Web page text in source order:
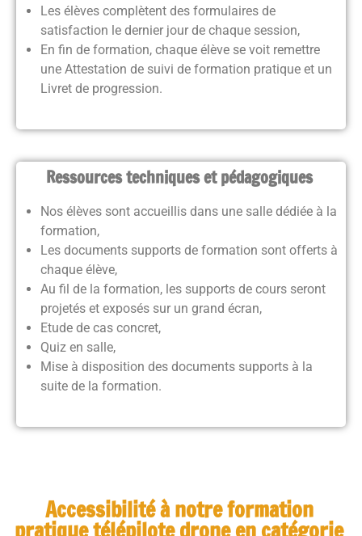
Les élèves complètent des formulaires de
satisfaction le dernier jour de chaque session,
En fin de formation, chaque élève se voit remettre
une Attestation de suivi de formation pratique et un
Livret de progression.
Ressources techniques et pédagogiques
Nos élèves sont accueillis dans une salle dédiée à la
formation,
Les documents supports de formation sont offerts à
chaque élève,
Au fil de la formation, les supports de cours seront
projetés et exposés sur un grand écran,
Etude de cas concret,
Quiz en salle,
Mise à disposition des documents supports à la
suite de la formation.
Accessibilité à notre formation